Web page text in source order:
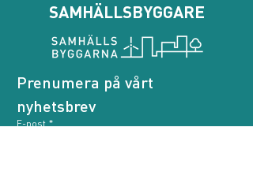
SAMHÄLLSBYGGARE
Prenumera på vårt
nyhetsbrev
E-post *